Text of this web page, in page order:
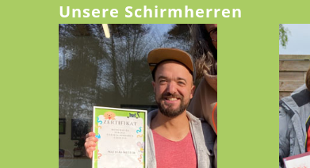
Unsere Schirmherren